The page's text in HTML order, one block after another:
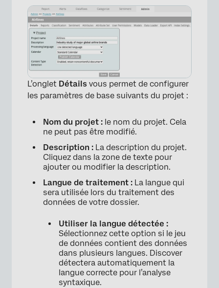
×
L’onglet Détails vous permet de configurer
les paramètres de base suivants du projet :
Nom du projet : le nom du projet. Cela
ne peut pas être modifié.
Description : La description du projet.
Cliquez dans la zone de texte pour
ajouter ou modifier la description.
Langue de traitement : La langue qui
sera utilisée lors du traitement des
données de votre dossier.
Utiliser la langue détectée :
Sélectionnez cette option si le jeu
de données contient des données
dans plusieurs langues. Discover
détectera automatiquement la
langue correcte pour l’analyse
syntaxique.